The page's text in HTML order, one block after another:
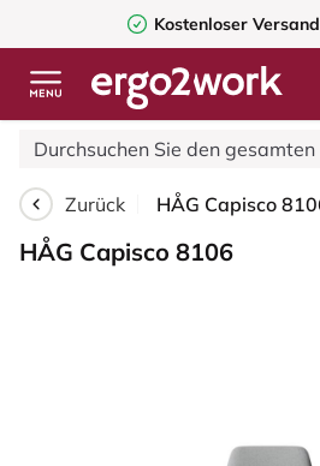
Kostenloser Versand
Zurück
HÅG Capisco 8106